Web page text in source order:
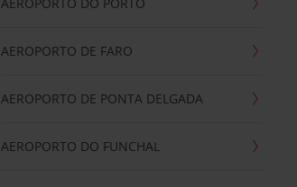
AEROPORTO DE FARO
AEROPORTO DE PONTA DELGADA
AEROPORTO DO FUNCHAL